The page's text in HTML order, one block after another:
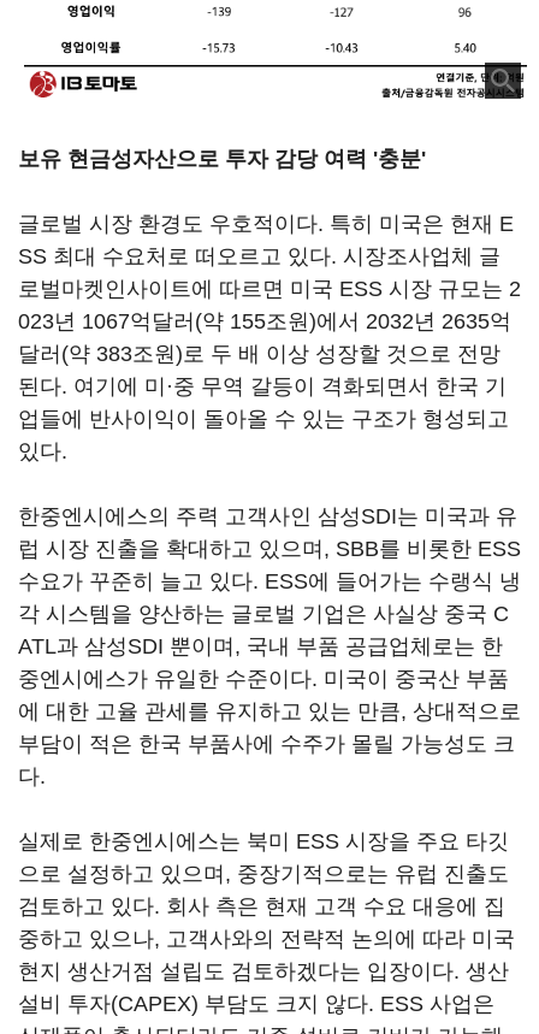
보유 현금성자산으로 투자 감당 여력 '충분'
글로벌 시장 환경도 우호적이다. 특히 미국은 현재 E
SS 최대 수요처로 떠오르고 있다. 시장조사업체 글
로벌마켓인사이트에 따르면 미국 ESS 시장 규모는 2
023년 1067억달러(약 155조원)에서 2032년 2635억
달러(약 383조원)로 두 배 이상 성장할 것으로 전망
된다. 여기에 미·중 무역 갈등이 격화되면서 한국 기
업들에 반사이익이 돌아올 수 있는 구조가 형성되고
있다.
한중엔시에스의 주력 고객사인 삼성SDI는 미국과 유
럽 시장 진출을 확대하고 있으며, SBB를 비롯한 ESS
수요가 꾸준히 늘고 있다. ESS에 들어가는 수랭식 냉
각 시스템을 양산하는 글로벌 기업은 사실상 중국 C
ATL과 삼성SDI 뿐이며, 국내 부품 공급업체로는 한
중엔시에스가 유일한 수준이다. 미국이 중국산 부품
에 대한 고율 관세를 유지하고 있는 만큼, 상대적으로
부담이 적은 한국 부품사에 수주가 몰릴 가능성도 크
다.
실제로 한중엔시에스는 북미 ESS 시장을 주요 타깃
으로 설정하고 있으며, 중장기적으로는 유럽 진출도
검토하고 있다. 회사 측은 현재 고객 수요 대응에 집
중하고 있으나, 고객사와의 전략적 논의에 따라 미국
현지 생산거점 설립도 검토하겠다는 입장이다. 생산
설비 투자(CAPEX) 부담도 크지 않다. ESS 사업은